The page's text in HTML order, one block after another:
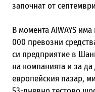
започнат от
В момента AIWAYS
000 превозни
си предприятие в
на компанията и за
европейския пазар,